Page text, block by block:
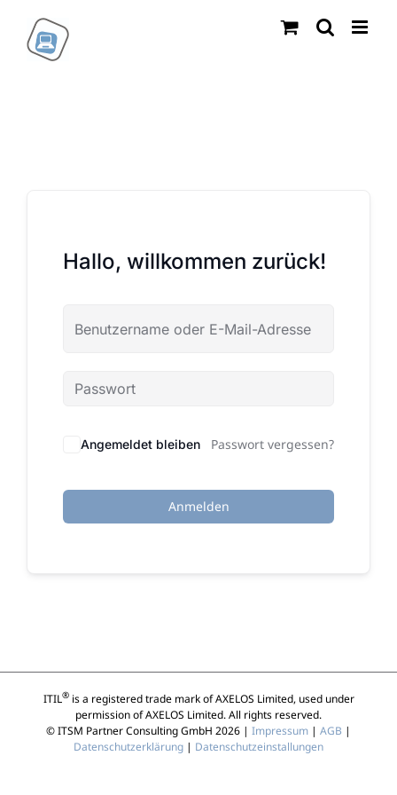
Inhalt
springen
Hallo, willkommen zurück!
Angemeldet bleiben Passwort vergessen?
Anmelden
ITIL®is a registered trade mark of AXELOS Limited, used under
permission of AXELOS Limited. All rights reserved.
© ITSM Partner Consulting GmbH 2026 | Impressum | AGB |
Datenschutzerklärung | Datenschutzeinstallungen